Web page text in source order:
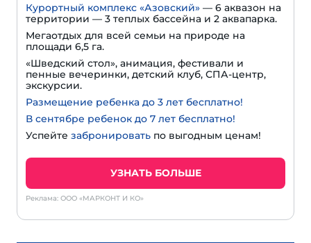
Курортный комплекс «Азовский» — 6 аквазон на
территории — 3 теплых бассейна и 2 аквапарка.
Мегаотдых для всей семьи на природе на
площади 6,5 га.
«Шведский стол», анимация, фестивали и
пенные вечеринки, детский клуб, СПА-центр,
экскурсии.
Размещение ребенка до 3 лет бесплатно!
В сентябре ребенок до 7 лет бесплатно!
Успейте забронировать по выгодным ценам!
УЗНАТЬ БОЛЬШЕ
Реклама: ООО «МАРКОНТ И КО»